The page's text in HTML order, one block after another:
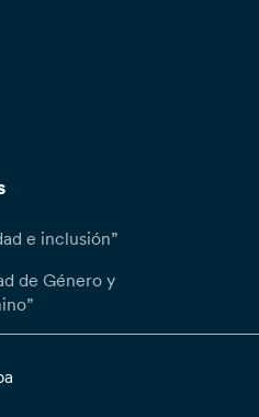
e inclusión”
de Género y